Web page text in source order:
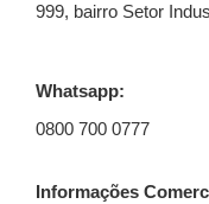
999, bairro Setor
Whatsapp:
0800 700 0777
Informações